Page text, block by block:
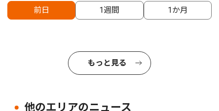
前日 1週間 1か月
もっと見る
他のエリアのニュース